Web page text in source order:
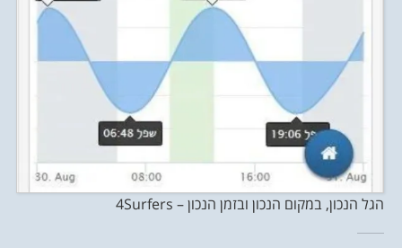
הגל הנכון, במקום הנכון ובזמן הנכון – 4Surfers